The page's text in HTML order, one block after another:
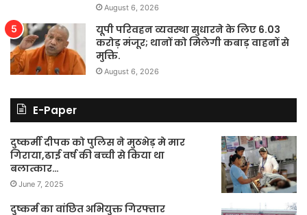
August 6, 2026
यूपी परिवहन व्यवस्था सुधारने के लिए 6.03
करोड़ मंजूर; थानों को मिलेगी कबाड़ वाहनों से
मुक्ति.
August 6, 2026
E-Paper
दुष्कर्मी दीपक को पुलिस ने मुठभेड़ मे मार
गिराया,ढाई वर्ष की बच्ची से किया था
बलात्कार…
June 7, 2025
दुष्कर्म का वांछित अभियुक्त गिरफ्तार